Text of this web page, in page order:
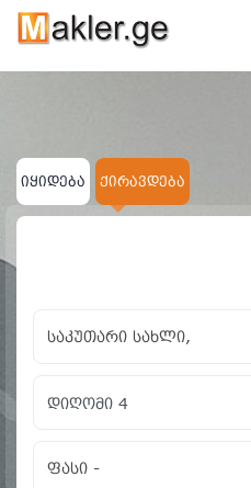
იყიდება ქირავდება
საკუთარი სახლი,
ფასი -